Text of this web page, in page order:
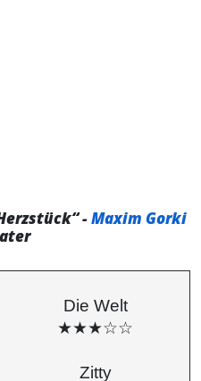
-Maxim Gorki
Die Welt
★★★☆☆
Zitty